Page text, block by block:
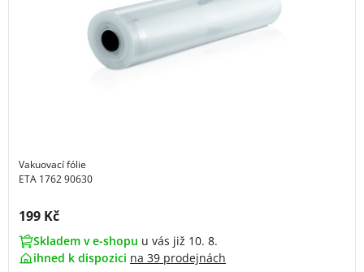
Vakuovací fólie
ETA 1762 90630
Cena s DPH:
199 Kč
Skladem v e-shopu u vás již 10. 8.
ihned k dispozici na 39 prodejnách